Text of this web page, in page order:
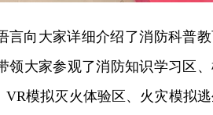
言向大家详细介绍了消防科普
领大家参观了消防知识学习区
模拟灭火体验区、火灾模拟